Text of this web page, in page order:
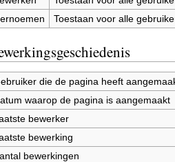
Toestaan voor alle
die de pagina heeft
waarop de pagina is aangemaakt
bewerker
bewerking
bewerkingen